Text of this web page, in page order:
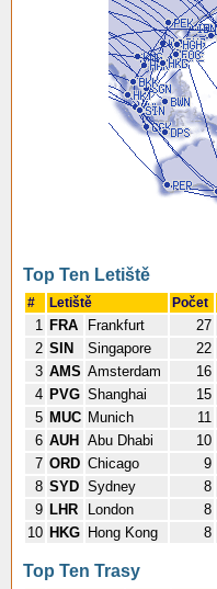
Top Ten Letiště
# Letiště Počet
1 FRA Frankfurt 27
2 SIN Singapore 22
3 AMS Amsterdam 16
4 PVG Shanghai 15
5 MUC Munich 11
6 AUH Abu Dhabi 10
7 ORD Chicago 9
8 SYD Sydney 8
9 LHR London 8
10 HKG Hong Kong 8
Top Ten Trasy